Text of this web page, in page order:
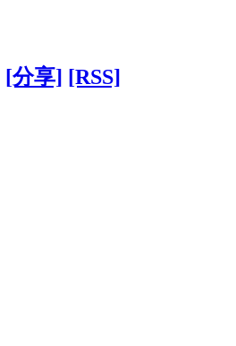
[分享] [RSS]